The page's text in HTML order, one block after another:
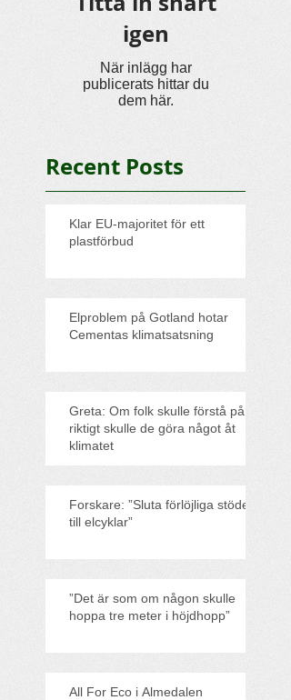
Recent Posts
igen
När inlägg har
publicerats hittar du
dem här.
Klar EU-majoritet för ett
plastförbud
Elproblem på Gotland hotar
Cementas klimatsatsning
Greta: Om folk skulle förstå på
riktigt skulle de göra något åt
klimatet
Forskare: ”Sluta förlöjliga stödet
till elcyklar”
”Det är som om någon skulle
hoppa tre meter i höjdhopp”
All For Eco i Almedalen